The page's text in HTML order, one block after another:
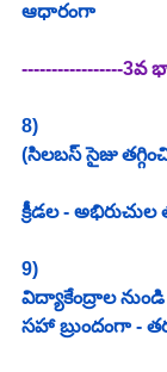
ఆధారంగా
-----------------3వ
8)
(సిలబస్ సైజు
క్రీడల -
9)
విద్యాకేంద్రాల
సహా బ్రుందంగా -